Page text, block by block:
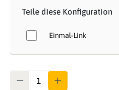
Teile diese Konfiguration
Einmal-Link